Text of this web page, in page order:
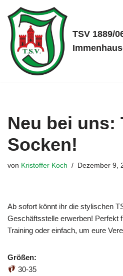
Zum
Inhalt
springen
TSV 1889/
Neu bei uns:
Socken!
von Kristoffer Koch Dezember 9,
Ab sofort könnt ihr die stylischen
Geschäftsstelle erwerben! Perfekt
Training oder einfach, um eure
Größen:
30-35